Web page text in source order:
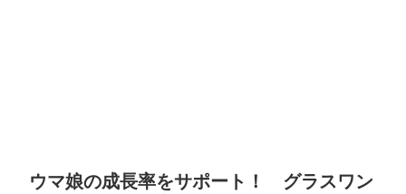
ウマ娘の成長率をサポート！ グラスワン